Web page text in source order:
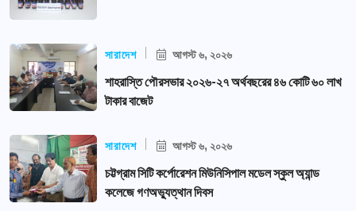
সারাদেশ আগস্ট ৬, ২০২৬
শাহরাস্তি পৌরসভার ২০২৬-২৭ অর্থবছরের ৪৬ কোটি ৬০ লাখ
টাকার বাজেট
সারাদেশ আগস্ট ৬, ২০২৬
চট্টগ্রাম সিটি কর্পোরেশন মিউনিসিপাল মডেল স্কুল অ্যান্ড
কলেজে গণঅভ্যুত্থান দিবস